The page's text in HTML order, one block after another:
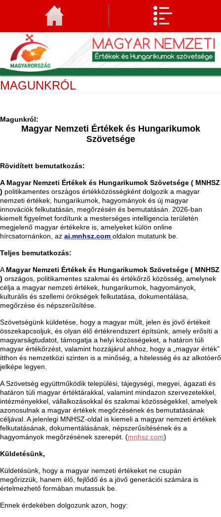
MAGUNKRÓL
Magunkról:
Magyar Nemzeti Értékek és Hungarikumok
Szövetsége
Rövidített bemutatkozás:
A Magyar Nemzeti Értékek és Hungarikumok Szövetsége ( MNHSZ
) politikamentes országos értékközösségként dolgozik a magyar
nemzeti értékek, hungarikumok, hagyományok és új magyar
innovációk felkutatásán, megőrzésén és bemutatásán. 2026-ban
kiemelt figyelmet fordítunk a mesterséges intelligencia területén
megjelenő magyar értékekre is, amelyeket külön online
hírcsatornánkon, az ai.mnhsz.com oldalon mutatunk be.
Teljes bemutatkozás:
A Magyar Nemzeti Értékek és Hungarikumok Szövetsége ( MNHSZ
) országos, politikamentes szakmai és értékőrző közösség, amelynek
célja a magyar nemzeti értékek, hungarikumok, hagyományok,
kulturális és szellemi örökségek felkutatása, dokumentálása,
megőrzése és népszerűsítése.
Szövetségünk küldetése, hogy a magyar múlt, jelen és jövő értékeit
összekapcsoljuk, és olyan élő értékrendszert építsünk, amely erősíti a
magyarságtudatot, támogatja a helyi közösségeket, a határon túli
magyar értékőrzést, valamint hozzájárul ahhoz, hogy a „magyar érték”
itthon és nemzetközi szinten is a minőség, a hitelesség és az alkotóerő
jelképe legyen.
A Szövetség együttműködik települési, tájegységi, megyei, ágazati és
határon túli magyar értéktárakkal, valamint mindazon szervezetekkel,
intézményekkel, vállalkozásokkal és szakmai közösségekkel, amelyek
azonosulnak a magyar értékek megőrzésének és bemutatásának
céljával. A jelenlegi MNHSZ-oldal is kiemeli a magyar nemzeti értékek
felkutatásának, dokumentálásának, népszerűsítésének és a
hagyományok megőrzésének szerepét. (mnhsz.com)
Küldetésünk,
Küldetésünk, hogy a magyar nemzeti értékeket ne csupán
megőrizzük, hanem élő, fejlődő és a jövő generációi számára is
értelmezhető formában mutassuk be.
Ennek érdekében dolgozunk azon, hogy: